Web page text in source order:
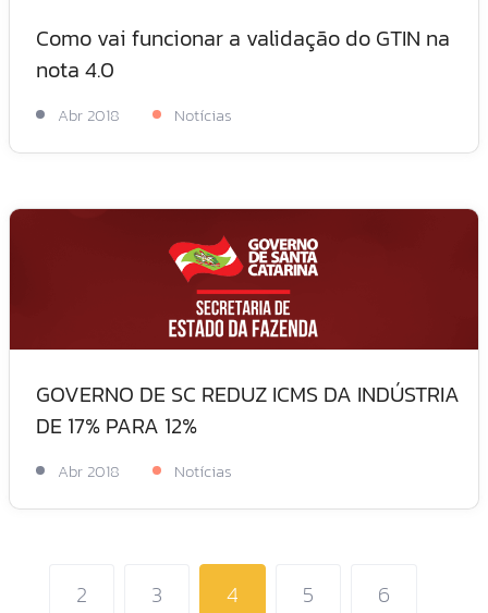
Como vai funcionar a validação do GTIN na
nota 4.0
Abr 2018 Notícias
GOVERNO DE SC REDUZ ICMS DA INDÚSTRIA
DE 17% PARA 12%
Abr 2018 Notícias
2 3 4 5 6